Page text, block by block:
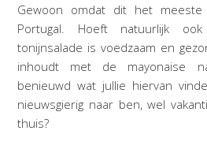
Gewoon omdat dit het
Portugal. Hoeft natuurlijk
tonijnsalade is voedzaam en
inhoudt met de mayonaise
benieuwd wat jullie hiervan
nieuwsgierig naar ben, wel
thuis?